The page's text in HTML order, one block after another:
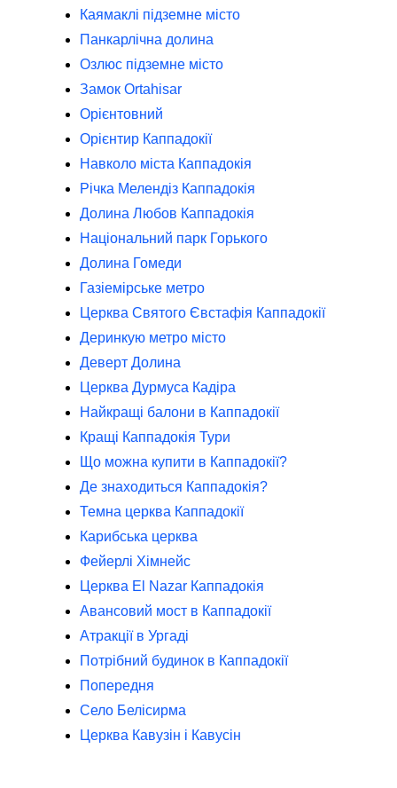
Каямаклі підземне місто
Панкарлічна долина
Озлюс підземне місто
Замок Ortahisar
Орієнтовний
Орієнтир Каппадокії
Навколо міста Каппадокія
Річка Мелендіз Каппадокія
Долина Любов Каппадокія
Національний парк Горького
Долина Гомеди
Газіемірське метро
Церква Святого Євстафія Каппадокії
Деринкую метро місто
Деверт Долина
Церква Дурмуса Кадіра
Найкращі балони в Каппадокії
Кращі Каппадокія Тури
Що можна купити в Каппадокії?
Де знаходиться Каппадокія?
Темна церква Каппадокії
Карибська церква
Фейерлі Хімнейс
Церква El Nazar Каппадокія
Авансовий мост в Каппадокії
Атракції в Ургаді
Потрібний будинок в Каппадокії
Попередня
Село Белісирма
Церква Кавузін і Кавусін